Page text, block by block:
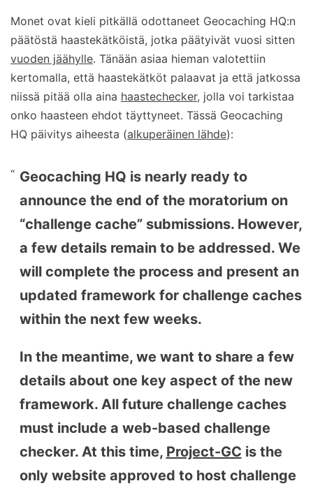
Monet ovat kieli pitkällä odottaneet Geocaching HQ:n
päätöstä haastekätköistä, jotka päätyivät vuosi sitten
vuoden jäähylle. Tänään asiaa hieman valotettiin
kertomalla, että haastekätköt palaavat ja että jatkossa
niissä pitää olla aina haastechecker, jolla voi tarkistaa
onko haasteen ehdot täyttyneet. Tässä Geocaching
HQ päivitys aiheesta (alkuperäinen lähde):
Geocaching HQ is nearly ready to
announce the end of the moratorium on
“challenge cache” submissions. However,
a few details remain to be addressed. We
will complete the process and present an
updated framework for challenge caches
within the next few weeks.
In the meantime, we want to share a few
details about one key aspect of the new
framework. All future challenge caches
must include a web-based challenge
checker. At this time, Project-GC is the
only website approved to host challenge